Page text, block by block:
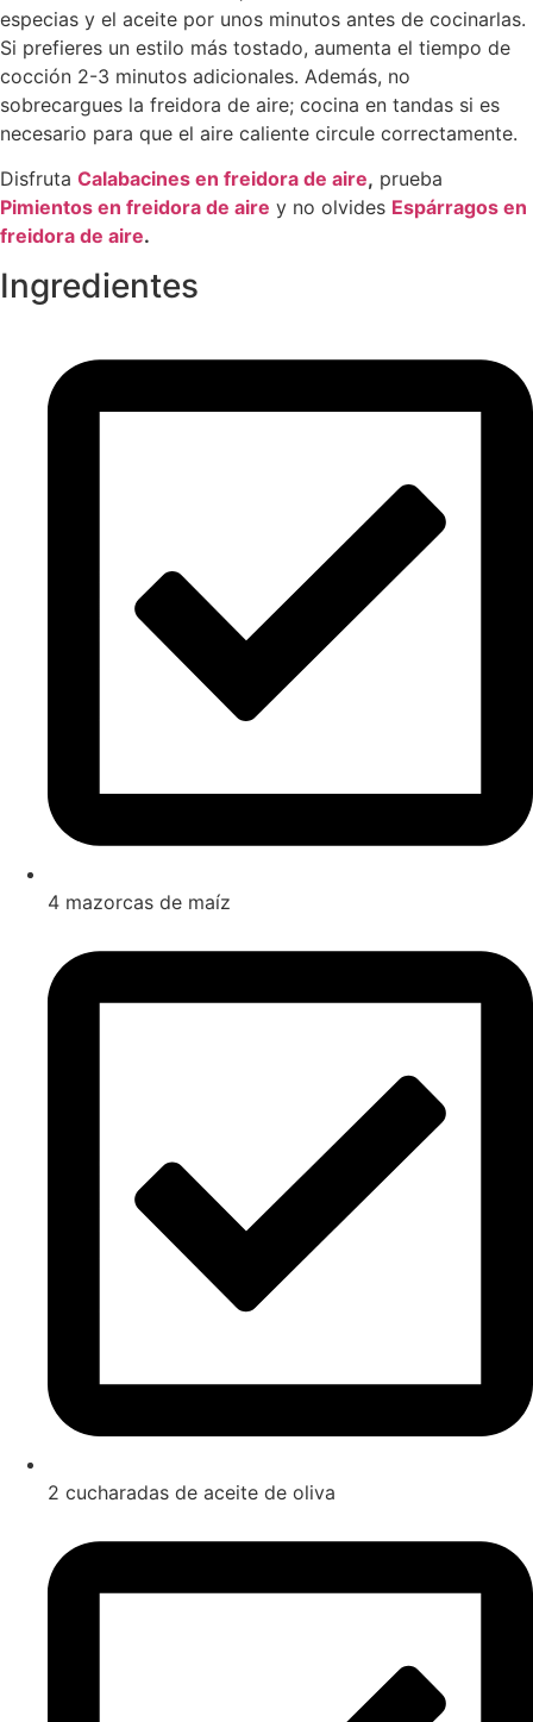
especias y el aceite por unos minutos antes de cocinarlas.
Si prefieres un estilo más tostado, aumenta el tiempo de
cocción 2-3 minutos adicionales. Además, no
sobrecargues la freidora de aire; cocina en tandas si es
necesario para que el aire caliente circule correctamente.
Disfruta Calabacines en freidora de aire, prueba
Pimientos en freidora de aire y no olvides Espárragos en
freidora de aire.
Ingredientes
4 mazorcas de maíz
2 cucharadas de aceite de oliva